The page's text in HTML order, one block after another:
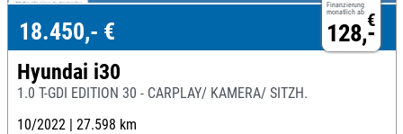
Finanzierung
monatlich ab €
128,-
18.450,- €
Hyundai i30
1.0 T-GDI EDITION 30 - CARPLAY/ KAMERA/ SITZH.
10/2022 | 27.598 km